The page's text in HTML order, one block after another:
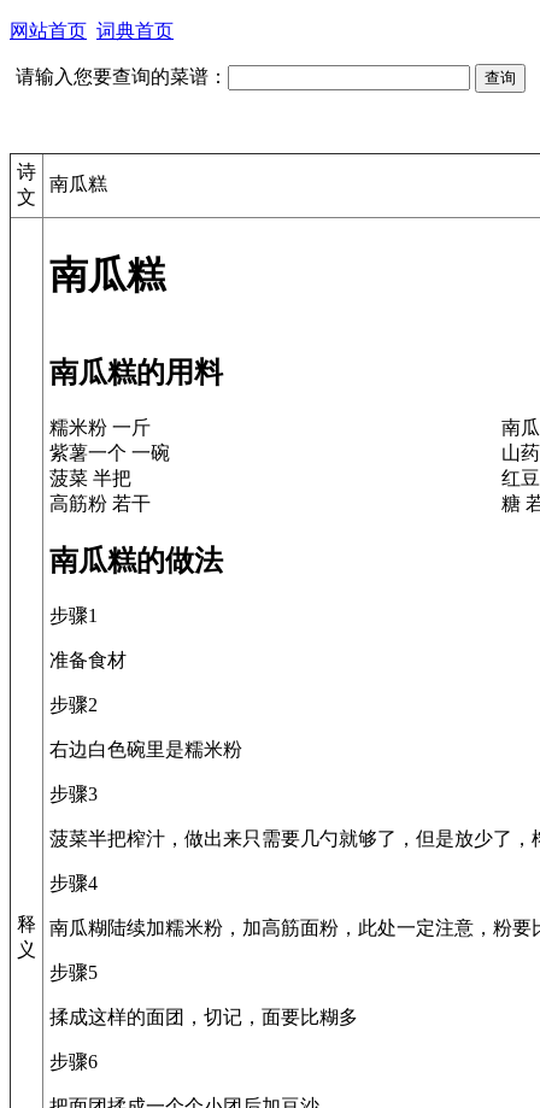
网站首页 词典首页
请输入您要查询的菜谱：
诗
文
南瓜糕
释
义
南瓜糕
南瓜糕的用料
糯米粉 一斤
南
紫薯一个 一碗
山
菠菜 半把
红
高筋粉 若干
糖
南瓜糕的做法
步骤1
准备食材
步骤2
右边白色碗里是糯米粉
步骤3
菠菜半把榨汁，做出来只需要几勺就够了，但是放少了，
步骤4
南瓜糊陆续加糯米粉，加高筋面粉，此处一定注意，粉要
步骤5
揉成这样的面团，切记，面要比糊多
步骤6